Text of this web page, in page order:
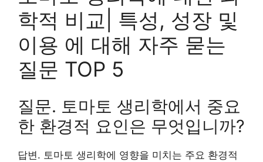
학적 비교| 특성, 성장 및
이용 에 대해 자주 묻는
질문 TOP 5
질문. 토마토 생리학에서 중요
한 환경적 요인은 무엇입니까?
답변. 토마토 생리학에 영향을 미치는 주요 환경적